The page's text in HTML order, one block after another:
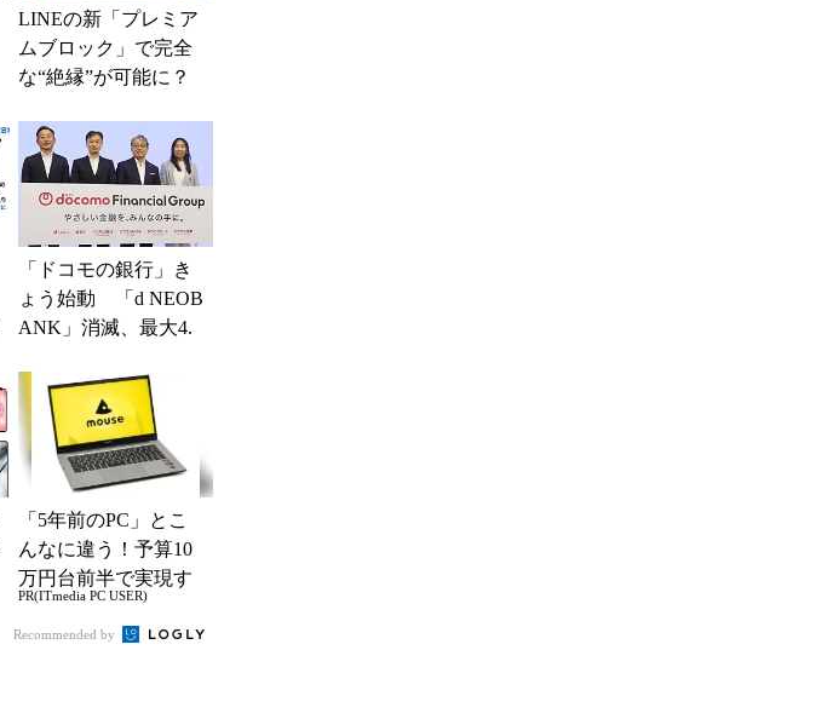
LINEの新「プレミア
ムブロック」で完全
な“絶縁”が可能に？
能との決定的な違い
「ドコモの銀行」き
ょう始動 「d NEOB
ANK」消滅、最大4.
解説
「5年前のPC」とこ
んなに違う！予算10
万円台前半で実現す
る快適PCライフ
PR(ITmedia PC USER)
Recommended by